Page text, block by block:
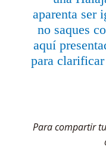
aparenta ser
no saques
aquí
para
Para compartir